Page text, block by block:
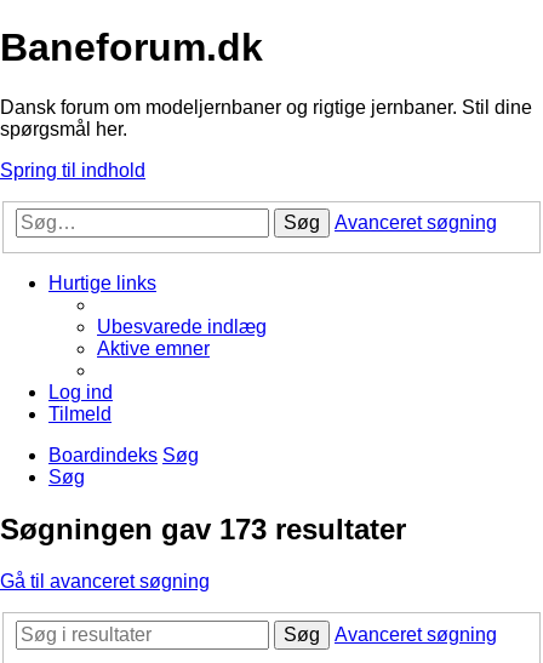
Baneforum.dk
Dansk forum om modeljernbaner og rigtige jernbaner. Stil dine
spørgsmål her.
Spring til indhold
Søg Avanceret søgning
Hurtige links
Ubesvarede indlæg
Aktive emner
Log ind
Tilmeld
Boardindeks Søg
Søg
Søgningen gav 173 resultater
Gå til avanceret søgning
Søg
Avanceret søgning